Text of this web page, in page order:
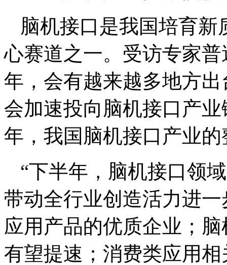
脑机接口是我国培育
心赛道之一。受访专家
年，会有越来越多地方
会加速投向脑机接口产
年，我国脑机接口产业
“下半年，脑机接口领
带动全行业创造活力进
应用产品的优质企业；
有望提速；消费类应用